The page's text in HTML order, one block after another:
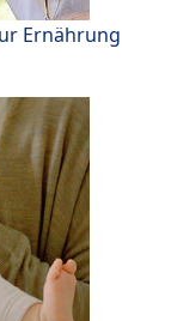
Ernährung